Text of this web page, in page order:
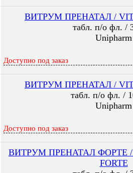
ВИТРУМ ПРЕНАТАЛ /
табл. п/о фл. /
Unipharm
Доступно под заказ
ВИТРУМ ПРЕНАТАЛ /
табл. п/о фл. /
Unipharm
Доступно под заказ
ВИТРУМ ПРЕНАТАЛ ФОРТЕ /
FORTE